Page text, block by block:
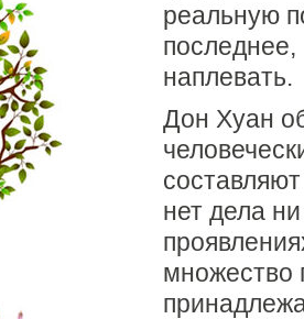
реальную
наплевать.
Дон Хуан
нет дела
множество